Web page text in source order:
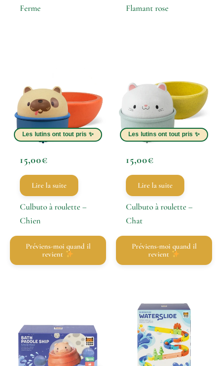
Ferme
Flamant rose
15,00€
Lire la suite
Culbuto à roulette –
Chien
Préviens-moi quand il
revient
15,00€
Lire la suite
Culbuto à roulette –
Chat
Préviens-moi quand il
revient